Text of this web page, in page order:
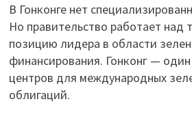
В Гонконге нет
Но правительство работает над
позицию лидера в области
финансирования. Гонконг —
центров для международных
облигаций.